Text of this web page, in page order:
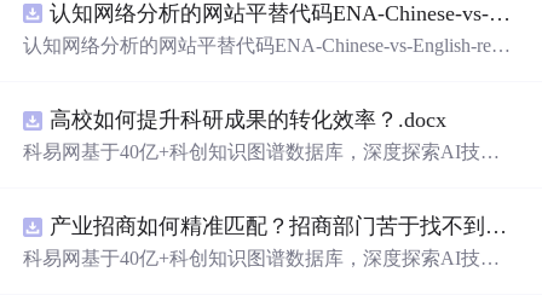
新领域的AI+数智化解决方案，推动科技创新与产业创新
智能化发展。
认知网络分析的网站平替代码ENA-Chinese-vs-English-reproducible.zip
认知网络分析的网站平替代码ENA-Chinese-vs-English-repro
高校如何提升科研成果的转化效率？.docx
科易网基于40亿+科创知识图谱数据库，深度探索AI技术
新领域的AI+数智化解决方案，推动科技创新与产业创新
智能化发展。
产业招商如何精准匹配？招商部门苦于找不到符合产业链补链强链方向的目标企业怎么办？.docx
科易网基于40亿+科创知识图谱数据库，深度探索AI技术